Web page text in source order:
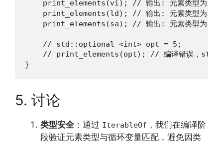
print_elements(vi); // 输出: 元素类型为:
print_elements(ld); // 输出: 元素类型为:
print_elements(sa); // 输出: 元素类型为
    // std::optional <int> opt = 5;
// print_elements(opt); // 编译错误，
}
5. 讨论
类型安全：通过 IterableOf ，我们在编译阶
段验证元素类型与循环变量匹配，避免因类